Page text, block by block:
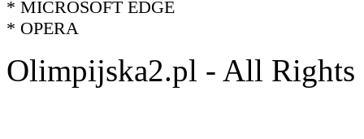
* MICROSOFT EDGE
* OPERA
Olimpijska2.pl - All Rights